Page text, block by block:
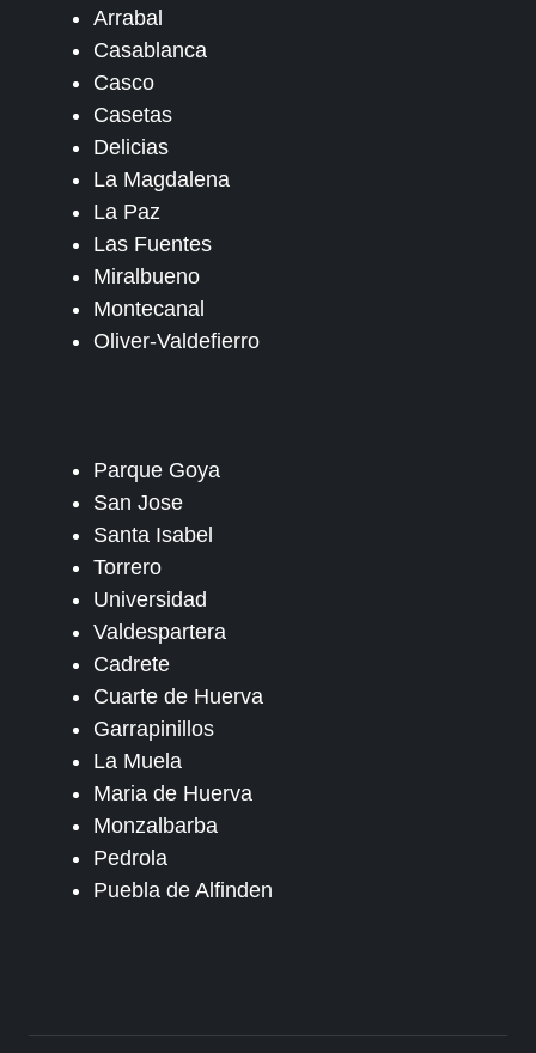
Arrabal
Casablanca
Casco
Casetas
Delicias
La Magdalena
La Paz
Las Fuentes
Miralbueno
Montecanal
Oliver-Valdefierro
Parque Goya
San Jose
Santa Isabel
Torrero
Universidad
Valdespartera
Cadrete
Cuarte de Huerva
Garrapinillos
La Muela
Maria de Huerva
Monzalbarba
Pedrola
Puebla de Alfinden